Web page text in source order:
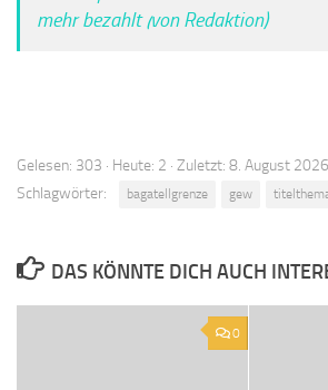
mehr bezahlt (von Redaktion)
Gelesen: 303 · Heute: 2 · Zuletzt: 8. August 2026
Schlagwörter:
bagatellgrenze gew
DAS KÖNNTE DICH AUCH
0